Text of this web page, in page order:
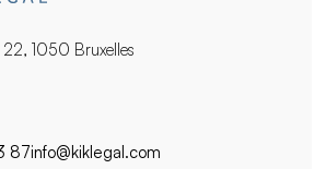
22, 1050 Bruxelles
87info@kiklegal.com